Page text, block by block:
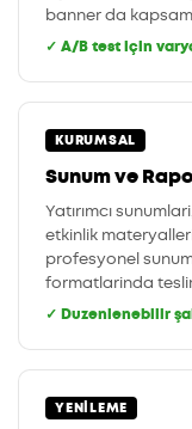
banner da
✓ A/B test için
KURUMSAL
Sunum ve
Yatırımcı
etkinlik
profesyonel
formatlarinda
✓ Duzenlenebilir
YENILEME